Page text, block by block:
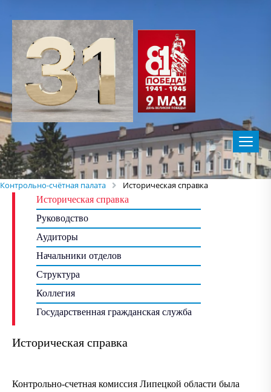
Контрольно-счётная палата Историческая справка
Историческая справка
Руководство
Аудиторы
Начальники отделов
Структура
Коллегия
Государственная гражданская служба
Историческая справка
Контрольно-счетная комиссия Липецкой области была